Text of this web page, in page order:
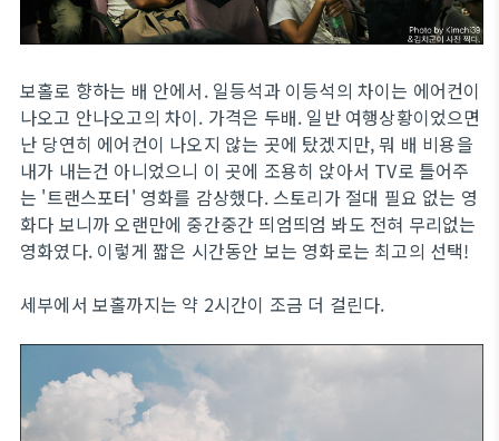
보홀로 향하는 배 안에서. 일등석과 이등석의 차이는 에어컨이
나오고 안나오고의 차이. 가격은 두배. 일반 여행상황이었으면
난 당연히 에어컨이 나오지 않는 곳에 탔겠지만, 뭐 배 비용을
내가 내는건 아니었으니 이 곳에 조용히 앉아서 TV로 틀어주
는 '트랜스포터' 영화를 감상했다. 스토리가 절대 필요 없는 영
화다 보니까 오랜만에 중간중간 띄엄띄엄 봐도 전혀 무리없는
영화였다. 이렇게 짧은 시간동안 보는 영화로는 최고의 선택!
세부에서 보홀까지는 약 2시간이 조금 더 걸린다.